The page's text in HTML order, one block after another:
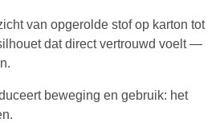
van opgerolde stof op karton tot
dat direct vertrouwd voelt —
beweging en gebruik: het